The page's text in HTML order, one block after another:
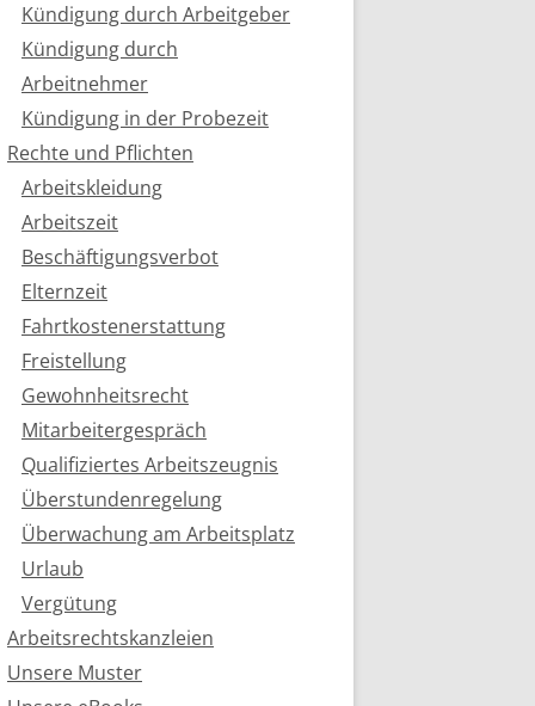
Kündigung durch Arbeitgeber
Kündigung durch
Arbeitnehmer
Kündigung in der Probezeit
Rechte und Pflichten
Arbeitskleidung
Arbeitszeit
Beschäftigungsverbot
Elternzeit
Fahrtkostenerstattung
Freistellung
Gewohnheitsrecht
Mitarbeitergespräch
Qualifiziertes Arbeitszeugnis
Überstundenregelung
Überwachung am Arbeitsplatz
Urlaub
Vergütung
Arbeitsrechtskanzleien
Unsere Muster